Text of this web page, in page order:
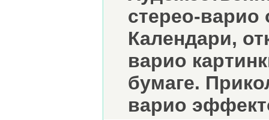
стерео-варио
Календари,
варио
бумаге.
варио